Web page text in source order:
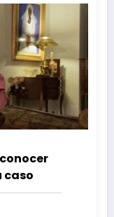
caso